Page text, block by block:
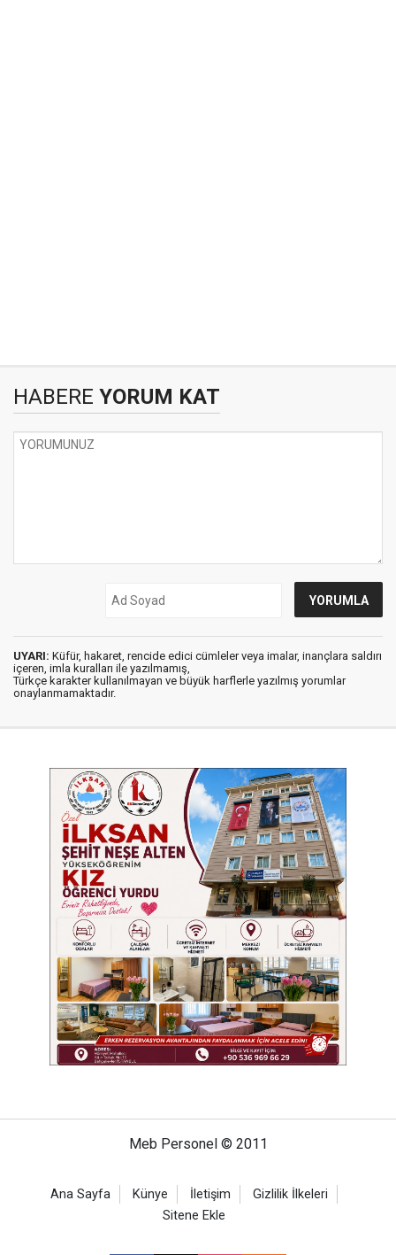
HABERE YORUM KAT
UYARI: Küfür, hakaret, rencide edici cümleler veya imalar, inançlara saldırı
içeren, imla kuralları ile yazılmamış,
Türkçe karakter kullanılmayan ve büyük harflerle yazılmış yorumlar
onaylanmamaktadır.
Meb Personel © 2011
Ana Sayfa Künye İletişim
Gizlilik İlkeleri
Sitene Ekle